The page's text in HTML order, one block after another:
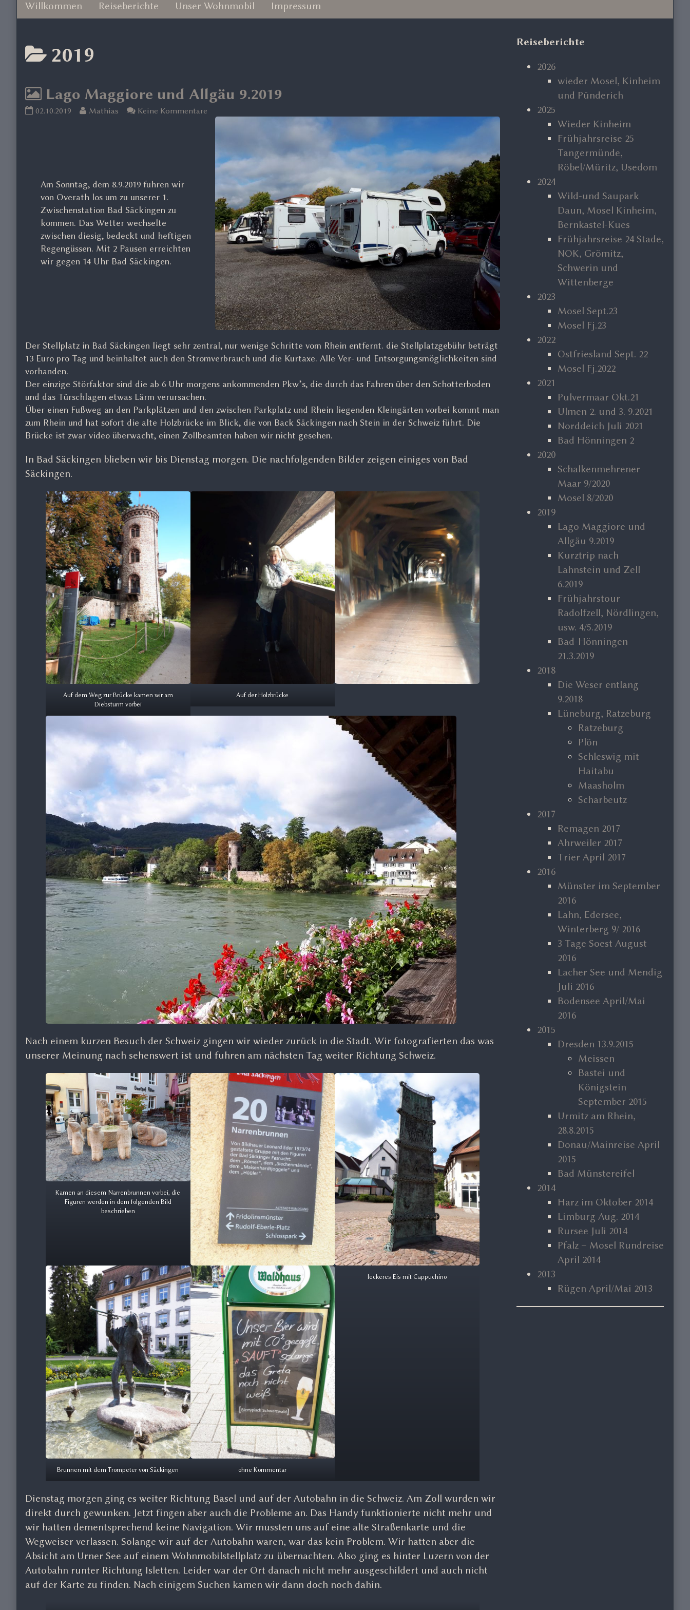
Willkommen Reiseberichte Unser Wohnmobil Impressum
Posts
categoriezed
as
2019
Lago Maggiore und Allgäu 9.2019
Lago
on
02.10.2019
Read
Lago
Maggiore
und
Allgäu
9.2019,
Mathias Keine Kommentare
Lago
Allgäu
9.2019
Am Sonntag, dem 8.9.2019 fuhren wir
von Overath los um zu unserer 1.
Zwischenstation Bad Säckingen zu
kommen. Das Wetter wechselte
zwischen diesig, bedeckt und heftigen
Regengüssen. Mit 2 Pausen erreichten
wir gegen 14 Uhr Bad Säckingen.
Der Stellplatz in Bad Säckingen liegt sehr zentral, nur wenige Schritte vom Rhein entfernt. die Stellplatzgebühr beträgt
13 Euro pro Tag und beinhaltet auch den Stromverbrauch und die Kurtaxe. Alle Ver- und Entsorgungsmöglichkeiten sind
vorhanden.
Der einzige Störfaktor sind die ab 6 Uhr morgens ankommenden Pkw’s, die durch das Fahren über den Schotterboden
und das Türschlagen etwas Lärm verursachen.
Über einen Fußweg an den Parkplätzen und den zwischen Parkplatz und Rhein liegenden Kleingärten vorbei kommt man
zum Rhein und hat sofort die alte Holzbrücke im Blick, die von Back Säckingen nach Stein in der Schweiz führt. Die
Brücke ist zwar video überwacht, einen Zollbeamten haben wir nicht gesehen.
In Bad Säckingen blieben wir bis Dienstag morgen. Die nachfolgenden Bilder zeigen einiges von Bad
Säckingen.
Auf dem Weg zur Brücke kamen wir am
Diebsturm vorbei
Auf der Holzbrücke
Nach einem kurzen Besuch der Schweiz gingen wir wieder zurück in die Stadt. Wir fotografierten das was
unserer Meinung nach sehenswert ist und fuhren am nächsten Tag weiter Richtung Schweiz.
Kamen an diesem Narrenbrunnen vorbei, die
Figuren werden in dem folgenden Bild
beschrieben
Brunnen mit dem Trompeter von Säckingen ohne Kommentar
leckeres Eis mit Cappuchino
Dienstag morgen ging es weiter Richtung Basel und auf der Autobahn in die Schweiz. Am Zoll wurden wir
direkt durch gewunken. Jetzt fingen aber auch die Probleme an. Das Handy funktionierte nicht mehr und
wir hatten dementsprechend keine Navigation. Wir mussten uns auf eine alte Straßenkarte und die
Wegweiser verlassen. Solange wir auf der Autobahn waren, war das kein Problem. Wir hatten aber die
Absicht am Urner See auf einem Wohnmobilstellplatz zu übernachten. Also ging es hinter Luzern von der
Autobahn runter Richtung Isletten. Leider war der Ort danach nicht mehr ausgeschildert und auch nicht
auf der Karte zu finden. Nach einigem Suchen kamen wir dann doch noch dahin.
Primary
Sidebar
Reiseberichte
2026
wieder Mosel, Kinheim
und Pünderich
2025
Wieder Kinheim
Frühjahrsreise 25
Tangermünde,
Röbel/Müritz, Usedom
2024
Wild-und Saupark
Daun, Mosel Kinheim,
Bernkastel-Kues
Frühjahrsreise 24 Stade,
NOK, Grömitz,
Schwerin und
Wittenberge
2023
Mosel Sept.23
Mosel Fj.23
2022
Ostfriesland Sept. 22
Mosel Fj.2022
2021
Pulvermaar Okt.21
Ulmen 2. und 3. 9.2021
Norddeich Juli 2021
Bad Hönningen 2
2020
Schalkenmehrener
Maar 9/2020
Mosel 8/2020
2019
Lago Maggiore und
Allgäu 9.2019
Kurztrip nach
Lahnstein und Zell
6.2019
Frühjahrstour
Radolfzell, Nördlingen,
usw. 4/5.2019
Bad-Hönningen
21.3.2019
2018
Die Weser entlang
9.2018
Lüneburg, Ratzeburg
Ratzeburg
Plön
Schleswig mit
Haitabu
Maasholm
Scharbeutz
2017
Remagen 2017
Ahrweiler 2017
Trier April 2017
2016
Münster im September
2016
Lahn, Edersee,
Winterberg 9/ 2016
3 Tage Soest August
2016
Lacher See und Mendig
Juli 2016
Bodensee April/Mai
2016
2015
Dresden 13.9.2015
Meissen
Bastei und
Königstein
September 2015
Urmitz am Rhein,
28.8.2015
Donau/Mainreise April
2015
Bad Münstereifel
2014
Harz im Oktober 2014
Limburg Aug. 2014
Rursee Juli 2014
Pfalz – Mosel Rundreise
April 2014
2013
Rügen April/Mai 2013